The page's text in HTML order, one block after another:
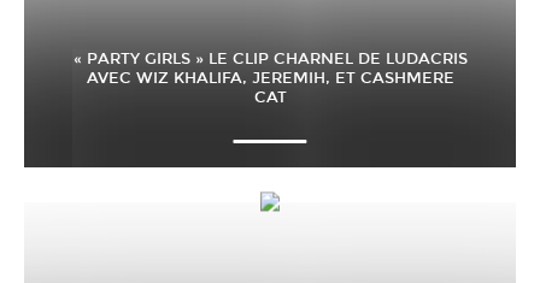
« PARTY GIRLS » LE CLIP CHARNEL DE LUDACRIS
AVEC WIZ KHALIFA, JEREMIH, ET CASHMERE
CAT